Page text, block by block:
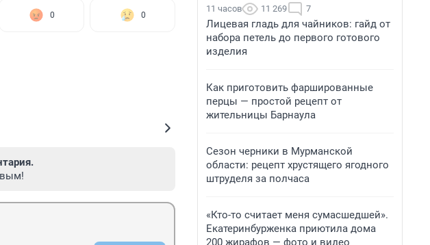
0 0
11 часов 11 269 7
Лицевая гладь для чайников: гайд от
набора петель до первого готового
изделия
Как приготовить фаршированные
перцы — простой рецепт от
жительницы Барнаула
Сезон черники в Мурманской
области: рецепт хрустящего ягодного
штруделя за полчаса
«Кто-то считает меня сумасшедшей».
Екатеринбурженка приютила дома
200 жирафов — фото и видео